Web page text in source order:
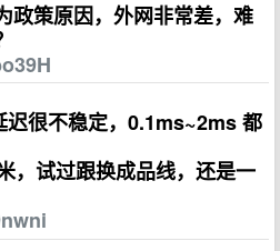
政策原因，外网非常差，难
很不稳定，0.1ms~2ms 都
，试过跟换成品线，还是一